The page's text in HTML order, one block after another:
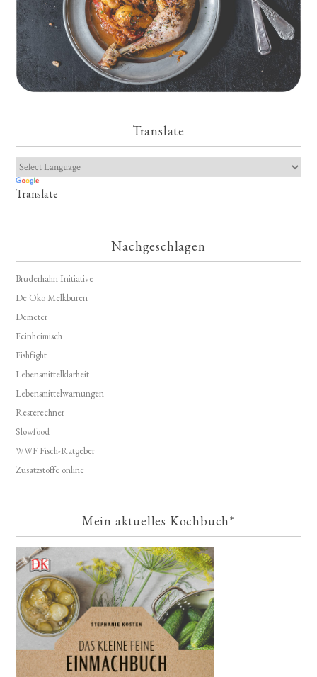
Translate
Translate
Nachgeschlagen
Bruderhahn Initiative
De Öko Melkburen
Demeter
Feinheimisch
Fishfight
Lebensmittelklarheit
Lebensmittelwarnungen
Resterechner
Slowfood
WWF Fisch-Ratgeber
Zusatzstoffe online
Mein aktuelles Kochbuch*